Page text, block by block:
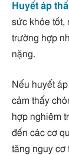
Huyết áp
sức khỏe tốt,
trường hợp
nặng.
Nếu huyết
cảm thấy
hợp nghiêm
đến các cơ
tăng nguy cơ